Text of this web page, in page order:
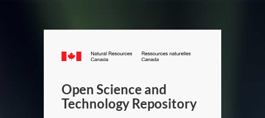
Canada.ca
/
Open Science and
Technology Repository